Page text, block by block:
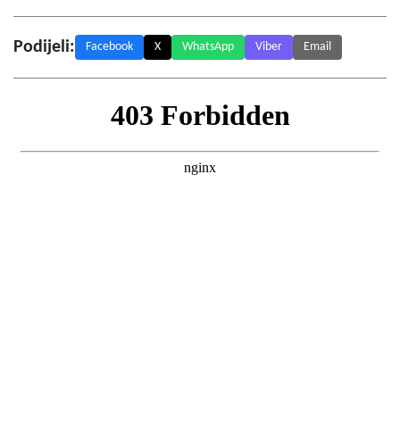
Podijeli: Facebook X WhatsApp Viber Email